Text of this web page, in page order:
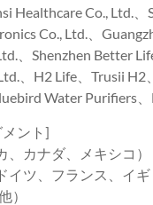
Healthcare Co., Ltd.、
Co., Ltd.、
、Shenzhen Better
、H2 Life、Trusii H2
Water Purifiers
ント]
、カナダ、メキシコ）
イツ、フランス、イギ
）